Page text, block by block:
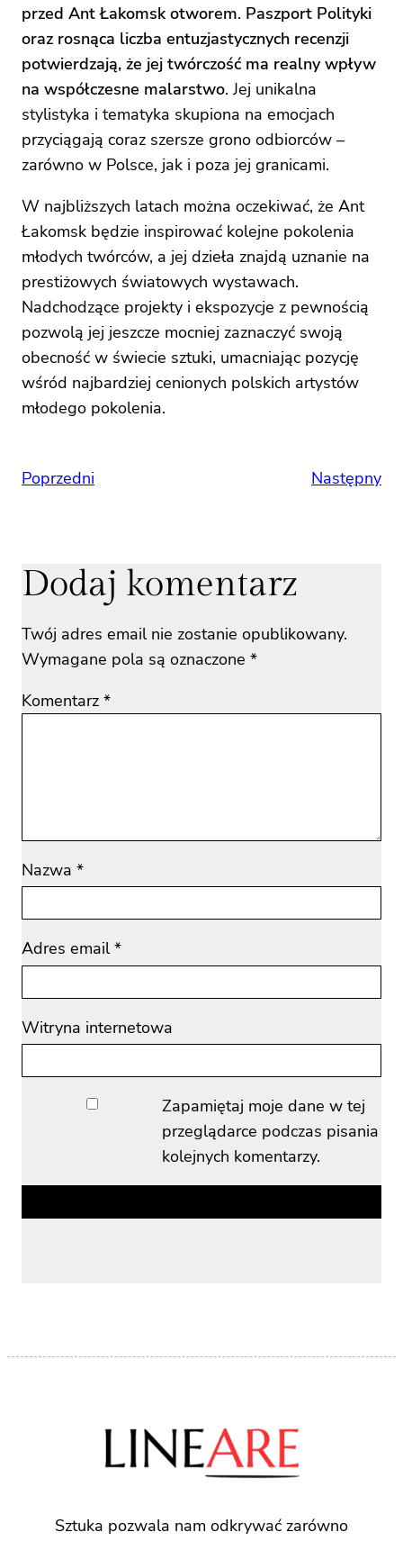
przed Ant Łakomsk otworem. Paszport Polityki
oraz rosnąca liczba entuzjastycznych recenzji
potwierdzają, że jej twórczość ma realny wpływ
na współczesne malarstwo. Jej unikalna
stylistyka i tematyka skupiona na emocjach
przyciągają coraz szersze grono odbiorców –
zarówno w Polsce, jak i poza jej granicami.
W najbliższych latach można oczekiwać, że Ant
Łakomsk będzie inspirować kolejne pokolenia
młodych twórców, a jej dzieła znajdą uznanie na
prestiżowych światowych wystawach.
Nadchodzące projekty i ekspozycje z pewnością
pozwolą jej jeszcze mocniej zaznaczyć swoją
obecność w świecie sztuki, umacniając pozycję
wśród najbardziej cenionych polskich artystów
młodego pokolenia.
Poprzedni Następny
Dodaj komentarz
Twój adres email nie zostanie opublikowany.
Wymagane pola są oznaczone *
Komentarz *
Nazwa *
Adres email*
Witryna internetowa
Zapamiętaj moje dane w tej
przeglądarce podczas pisania
kolejnych komentarzy.
Sztuka pozwala nam odkrywać zarówno